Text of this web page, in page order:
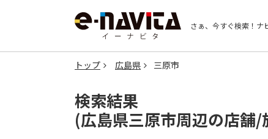
さぁ、今すぐ検索！ ナ
トップ 広島県 三原市
検索結果
(広島県三原市周辺の店舗/